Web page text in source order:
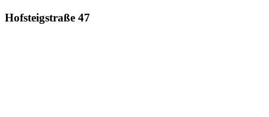
Hofsteigstraße 47